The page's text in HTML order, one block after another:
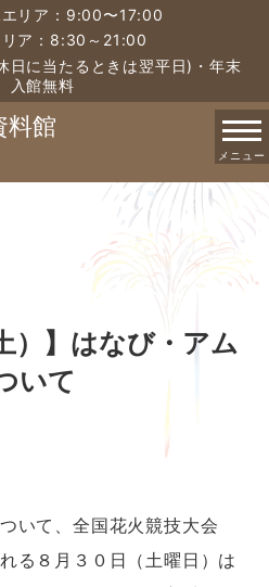
リア：9:00〜17:00
ア：8:30～21:00
日に当たるときは翌平日)・年末
館無料
料館
メニュー
）】はなび・アム
いて
いて、全国花火競技大会
る８月３０日（土曜日）は